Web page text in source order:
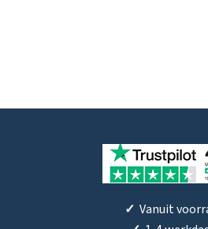
✓ Vanuit